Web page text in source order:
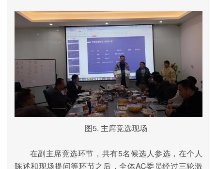
图5. 主席竞选现场
在副主席竞选环节，共有5名候选人参选，在个人
陈述和现场提问等环节之后，全体AC委员经过三轮激